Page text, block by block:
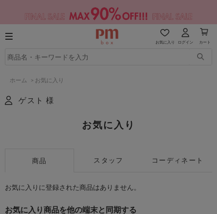
お気に入り ログイン カート
ホーム > お気に入り
ゲスト 様
お気に入り
商品 スタッフ コーディネート
お気に入りに登録された商品はありません。
お気に入り商品を他の端末と同期する